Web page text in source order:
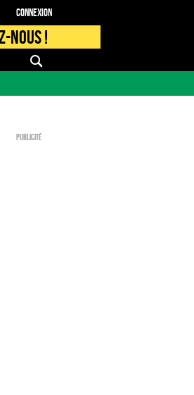
Connexion
nous !
APPLI MOBILE
Publicité